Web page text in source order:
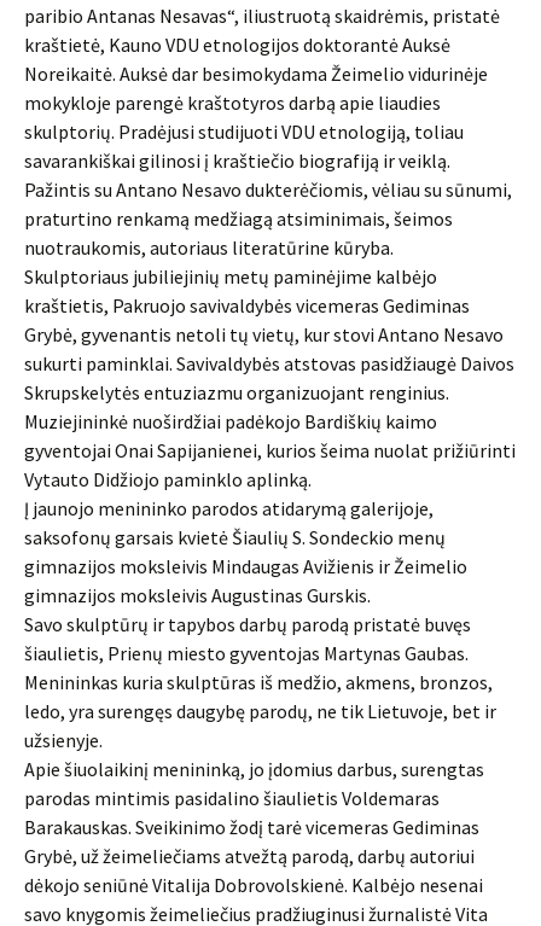
paribio Antanas Nesavas“, iliustruotą skaidrėmis, pristatė
kraštietė, Kauno VDU etnologijos doktorantė Auksė
Noreikaitė. Auksė dar besimokydama Žeimelio vidurinėje
mokykloje parengė kraštotyros darbą apie liaudies
skulptorių. Pradėjusi studijuoti VDU etnologiją, toliau
savarankiškai gilinosi į kraštiečio biografiją ir veiklą.
Pažintis su Antano Nesavo dukterėčiomis, vėliau su sūnumi,
praturtino renkamą medžiagą atsiminimais, šeimos
nuotraukomis, autoriaus literatūrine kūryba.
Skulptoriaus jubiliejinių metų paminėjime kalbėjo
kraštietis, Pakruojo savivaldybės vicemeras Gediminas
Grybė, gyvenantis netoli tų vietų, kur stovi Antano Nesavo
sukurti paminklai. Savivaldybės atstovas pasidžiaugė Daivos
Skrupskelytės entuziazmu organizuojant renginius.
Muziejininkė nuoširdžiai padėkojo Bardiškių kaimo
gyventojai Onai Sapijanienei, kurios šeima nuolat prižiūrinti
Vytauto Didžiojo paminklo aplinką.
Į jaunojo menininko parodos atidarymą galerijoje,
saksofonų garsais kvietė Šiaulių S. Sondeckio menų
gimnazijos moksleivis Mindaugas Avižienis ir Žeimelio
gimnazijos moksleivis Augustinas Gurskis.
Savo skulptūrų ir tapybos darbų parodą pristatė buvęs
šiaulietis, Prienų miesto gyventojas Martynas Gaubas.
Menininkas kuria skulptūras iš medžio, akmens, bronzos,
ledo, yra surengęs daugybę parodų, ne tik Lietuvoje, bet ir
užsienyje.
Apie šiuolaikinį menininką, jo įdomius darbus, surengtas
parodas mintimis pasidalino šiaulietis Voldemaras
Barakauskas. Sveikinimo žodį tarė vicemeras Gediminas
Grybė, už žeimeliečiams atvežtą parodą, darbų autoriui
dėkojo seniūnė Vitalija Dobrovolskienė. Kalbėjo nesenai
savo knygomis žeimeliečius pradžiuginusi žurnalistė Vita